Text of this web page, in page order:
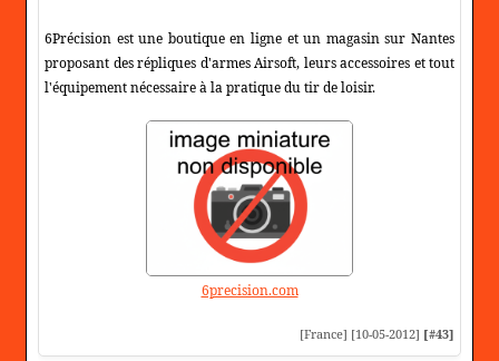
6Précision est une boutique en ligne et un magasin sur Nantes
proposant des répliques d'armes Airsoft, leurs accessoires et tout
l'équipement nécessaire à la pratique du tir de loisir.
6precision.com
[France] [10-05-2012] [#43]